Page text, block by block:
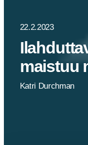
22.2.2023
maistuu
Katri Durchman